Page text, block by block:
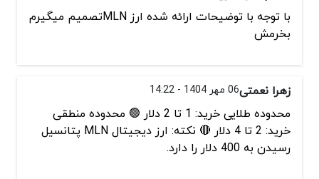
با توجه با توضیحات ارائه شده ارز MLNتصمیم میگیرم
بخرمش
زهرا نعمتی06 مهر 1404 - 14:22
محدوده طلایی خرید: 1 تا 2 دلار 🟢 محدوده منطقی
خرید: 2 تا 4 دلار 🔴 نکته: ارز دیجیتال MLN پتانسیل
رسیدن به 400 دلار را دارد.